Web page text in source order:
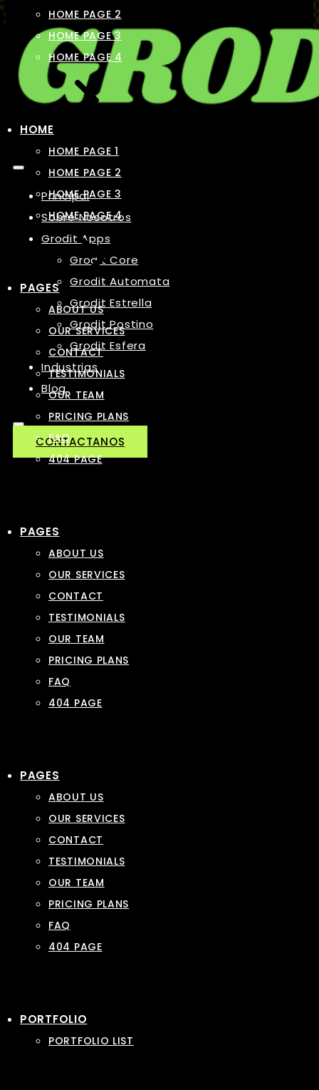
Principal
Sobre Nosotros
Grodit Apps
Grodit Core
Grodit Automata
Grodit Estrella
Grodit Postino
Grodit Esfera
Industrias
Blog
CONTACTANOS
HOME PAGE 2
HOME PAGE 3
HOME PAGE 4
HOME
HOME PAGE 1
HOME PAGE 2
HOME PAGE 3
HOME PAGE 4
PAGES
ABOUT US
OUR SERVICES
CONTACT
TESTIMONIALS
OUR TEAM
PRICING PLANS
FAQ
404 PAGE
PAGES
ABOUT US
OUR SERVICES
CONTACT
TESTIMONIALS
OUR TEAM
PRICING PLANS
FAQ
404 PAGE
PAGES
ABOUT US
OUR SERVICES
CONTACT
TESTIMONIALS
OUR TEAM
PRICING PLANS
FAQ
404 PAGE
PORTFOLIO
PORTFOLIO LIST